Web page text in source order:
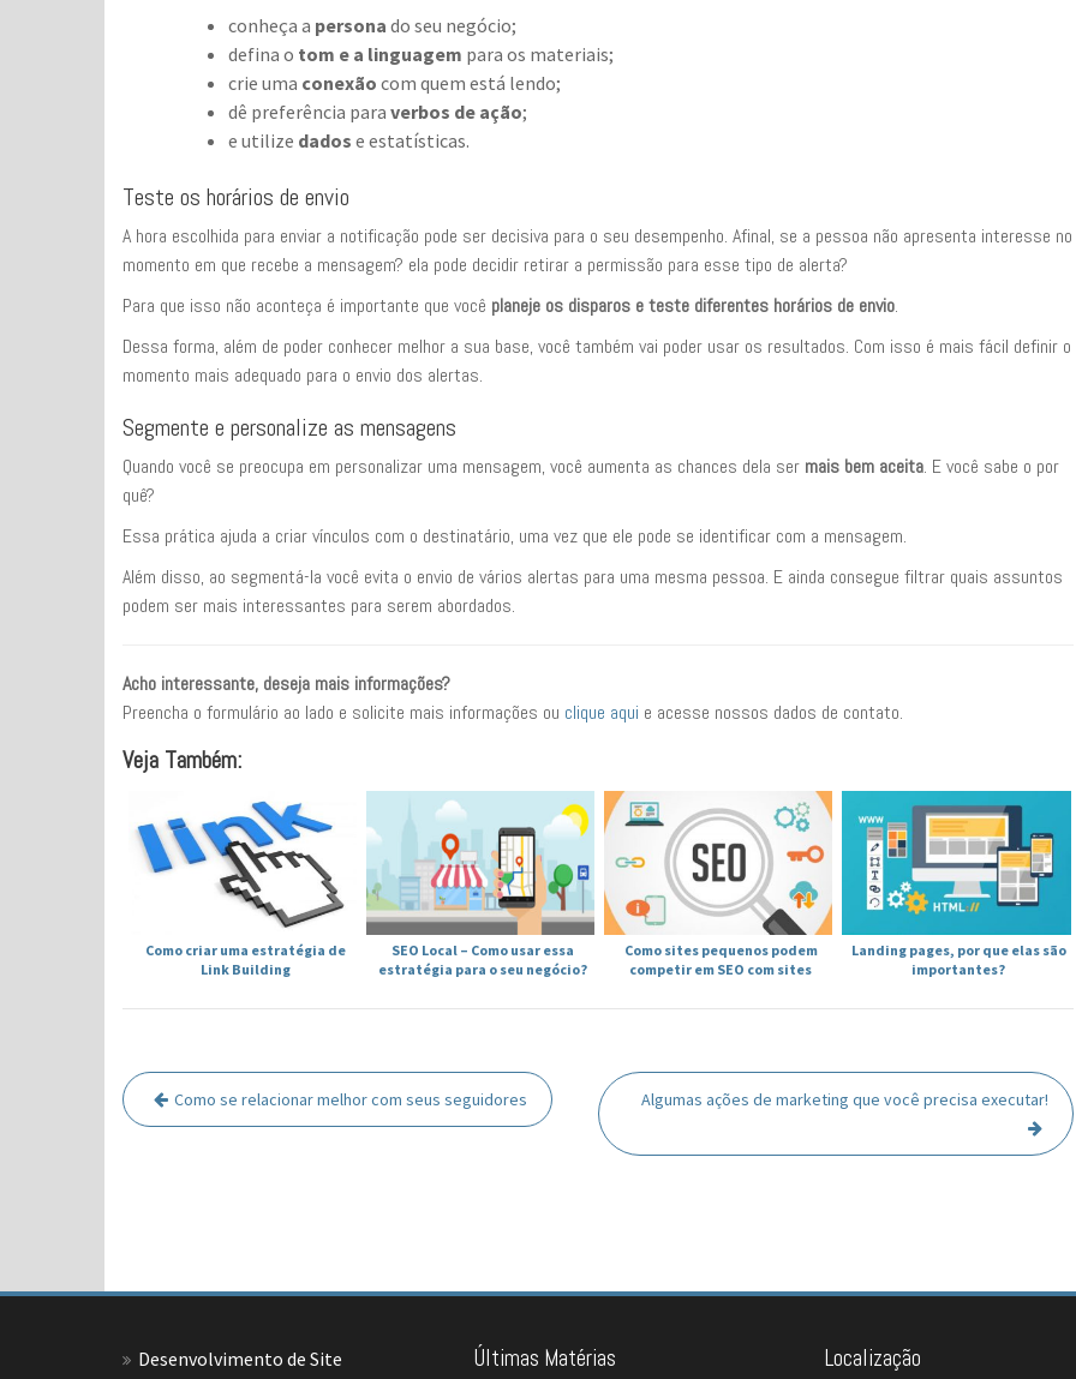
conheça a persona do seu negócio;
defina o tom e a linguagem para os materiais;
crie uma conexão com quem está lendo;
dê preferência para verbos de ação;
e utilize dados e estatísticas.
Teste os horários de envio
A hora escolhida para enviar a notificação pode ser decisiva para o seu desempenho. Afinal, se a pessoa não apresenta interesse no
momento em que recebe a mensagem? ela pode decidir retirar a permissão para esse tipo de alerta?
Para que isso não aconteça é importante que você planeje os disparos e teste diferentes horários de envio.
Dessa forma, além de poder conhecer melhor a sua base, você também vai poder usar os resultados. Com isso é mais fácil definir o
momento mais adequado para o envio dos alertas.
Segmente e personalize as mensagens
Quando você se preocupa em personalizar uma mensagem, você aumenta as chances dela ser mais bem aceita. E você sabe o por
quê?
Essa prática ajuda a criar vínculos com o destinatário, uma vez que ele pode se identificar com a mensagem.
Além disso, ao segmentá-la você evita o envio de vários alertas para uma mesma pessoa. E ainda consegue filtrar quais assuntos
podem ser mais interessantes para serem abordados.
Acho interessante, deseja mais informações?
Preencha o formulário ao lado e solicite mais informações ou clique aqui e acesse nossos dados de contato.
Veja Também:
Como criar uma estratégia de
Link Building
SEO Local – Como usar essa
estratégia para o seu negócio?
Como sites pequenos podem
competir em SEO com sites
Landing pages, por que elas são
importantes?
Navegação
de
Como se relacionar melhor com seus seguidores Algumas ações de marketing que você precisa executar!
Desenvolvimento de Site Últimas Matérias Localização